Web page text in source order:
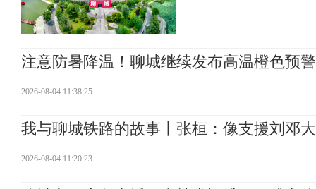
注意防暑降温！聊城继续发布高温橙色预
2026-08-04 11:38:25
我与聊城铁路的故事丨张桓：像支援刘邓
2026-08-04 11:20:23